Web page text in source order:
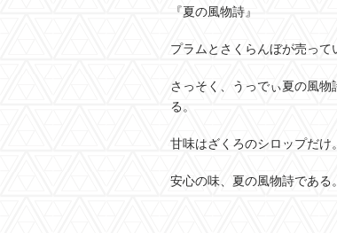
『夏の風物詩』
プラムとさくらんぼが売って
さっそく、うっでぃ夏の風
る。
甘味はざくろのシロップだけ。
安心の味、夏の風物詩である。